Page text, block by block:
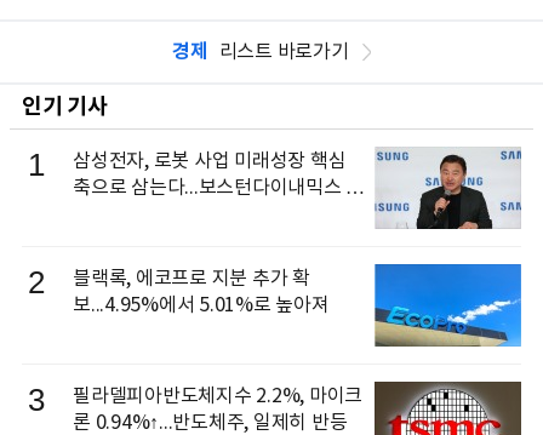
경제 리스트 바로가기
인기 기사
1
삼성전자, 로봇 사업 미래성장 핵심
축으로 삼는다...보스턴다이내믹스 출
2
블랙록, 에코프로 지분 추가 확
보...4.95%에서 5.01%로 높아져
3
필라델피아반도체지수 2.2%, 마이크
론 0.94%↑...반도체주, 일제히 반등